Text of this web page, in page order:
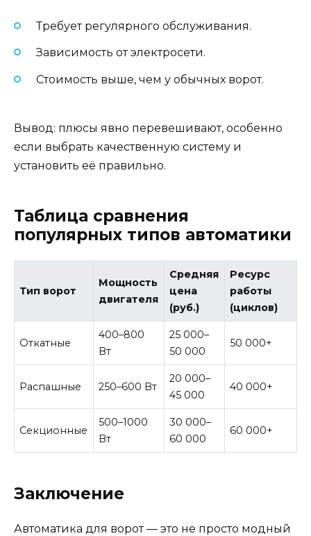
Требует регулярного обслуживания.
Зависимость от электросети.
Стоимость выше, чем у обычных ворот.
Вывод: плюсы явно перевешивают, особенно
если выбрать качественную систему и
установить её правильно.
Таблица сравнения
популярных типов автоматики
Тип ворот
Мощность
двигателя
Средняя
цена
(руб.)
Ресурс
работы
(циклов)
Откатные
400–800
Вт
25 000–
50 000
50 000+
Распашные 250–600 Вт
20 000–
45 000
40 000+
Секционные
500–1000
Вт
30 000–
60 000
60 000+
Заключение
Автоматика для ворот — это не просто модный